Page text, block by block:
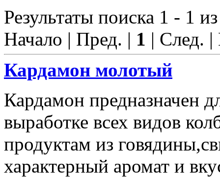
Результаты поиска 1 - 1
Начало | Пред. | 1 | След.
Кардамон молотый
Кардамон предназначен
выработке всех видов
продуктам из
характерный аромат и